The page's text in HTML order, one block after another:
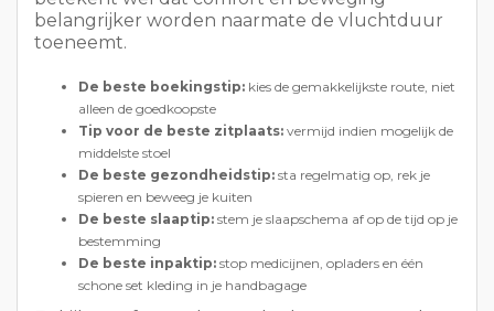
spieren en beweeg je kuiten
De beste slaaptip:stem je slaapschema af op de tijd op je
bestemming
De beste inpaktip:
stop medicijnen, opladers en één
schone set kleding in je handbagage
Bekijk comfort op lange vluchten eens op deze
manier:comfort = planning + beweging +
slaapbeheersing. Je kunt economy class niet
laten aanvoelen als business class, maar je kunt
het wel een stuk aangenamer maken.
1. Boek slim voordat je gaat vliegen